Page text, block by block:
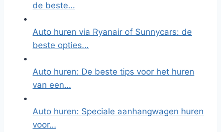
de beste…
Auto huren via Ryanair of Sunnycars: de
beste opties…
Auto huren: De beste tips voor het huren
van een…
Auto huren: Speciale aanhangwagen huren
voor…